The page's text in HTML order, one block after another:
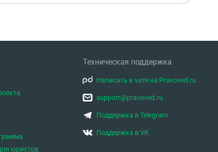
юристов
Техническая поддержка
Написать в чате на Pravoved.ru
support@pravoved.ru
Поддержка в Telegram
Поддержка в VK